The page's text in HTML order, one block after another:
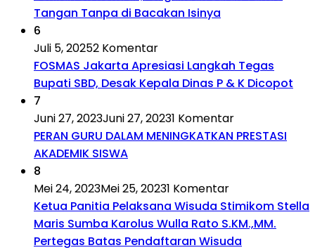
Tangan Tanpa di Bacakan Isinya
6
Juli 5, 20252 Komentar
FOSMAS Jakarta Apresiasi Langkah Tegas
Bupati SBD, Desak Kepala Dinas P & K Dicopot
7
Juni 27, 2023Juni 27, 20231 Komentar
PERAN GURU DALAM MENINGKATKAN PRESTASI
AKADEMIK SISWA
8
Mei 24, 2023Mei 25, 20231 Komentar
Ketua Panitia Pelaksana Wisuda Stimikom Stella
Maris Sumba Karolus Wulla Rato S.KM.,MM.
Pertegas Batas Pendaftaran Wisuda